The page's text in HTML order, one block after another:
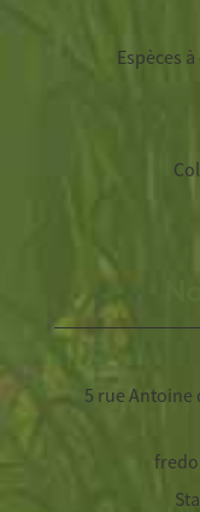
Espèces
5 rue Antoine